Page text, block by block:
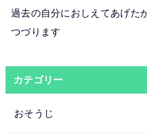
過去の自分におしえてあげた
つづります
カテゴリー
おそうじ